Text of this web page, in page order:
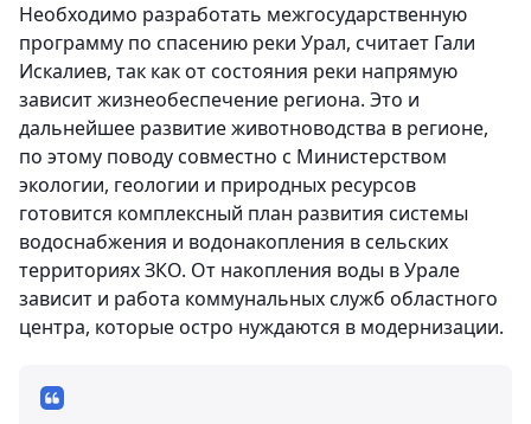
Необходимо разработать межгосударственную
программу по спасению реки Урал, считает Гали
Искалиев, так как от состояния реки напрямую
зависит жизнеобеспечение региона. Это и
дальнейшее развитие животноводства в регионе,
по этому поводу совместно с Министерством
экологии, геологии и природных ресурсов
готовится комплексный план развития системы
водоснабжения и водонакопления в сельских
территориях ЗКО. От накопления воды в Урале
зависит и работа коммунальных служб областного
центра, которые остро нуждаются в модернизации.